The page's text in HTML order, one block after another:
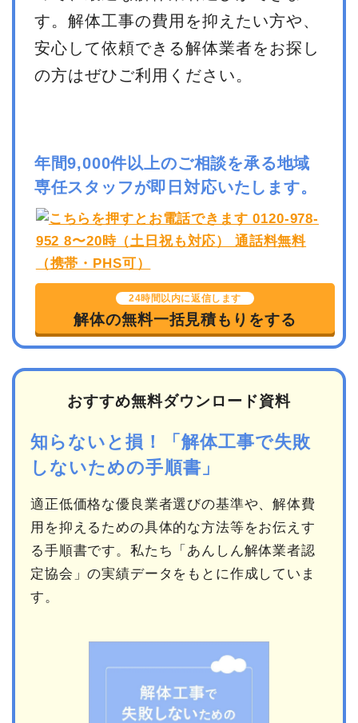
す。解体工事の費用を抑えたい方や、
安心して依頼できる解体業者をお探し
の方はぜひご利用ください。
年間9,000件以上のご相談を承る地域
専任スタッフが即日対応いたします。
24時間以内に返信します
解体の無料一括見積もりをする
おすすめ無料ダウンロード資料
知らないと損！「解体工事で失敗
しないための手順書」
適正低価格な優良業者選びの基準や、解体費
用を抑えるための具体的な方法等をお伝えす
る手順書です。私たち「あんしん解体業者認
定協会」の実績データをもとに作成していま
す。